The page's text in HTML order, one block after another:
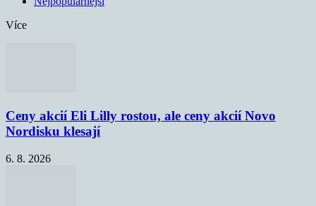
Více
Ceny akcií Eli Lilly rostou, ale ceny akcií Novo
Nordisku klesají
6. 8. 2026